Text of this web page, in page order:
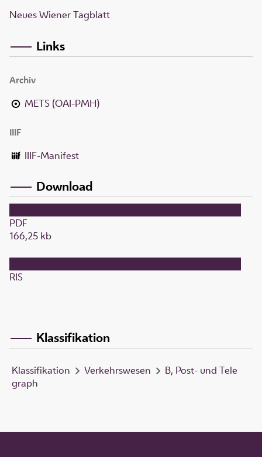
Neues Wiener Tagblatt
Links
Archiv
METS (OAI-PMH)
IIIF
IIIF-Manifest
Download
PDF
166,25 kb
RIS
Klassifikation
Klassifikation Verkehrswesen
B, Post- und Tele
graph